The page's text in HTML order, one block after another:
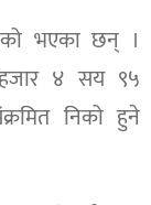
भएका छन् ।
४ सय ९५
निको हुने